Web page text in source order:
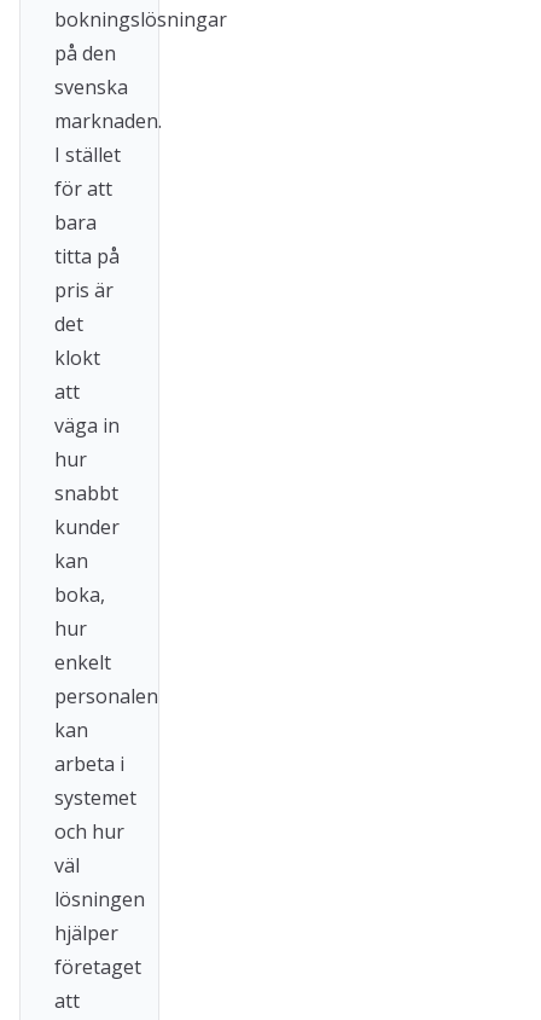
bokningslösningar
på den
svenska
marknaden.
I stället
för att
bara
titta på
pris är
det
klokt
att
väga in
hur
snabbt
kunder
kan
boka,
hur
enkelt
personalen
kan
arbeta i
systemet
och hur
väl
lösningen
hjälper
företaget
att